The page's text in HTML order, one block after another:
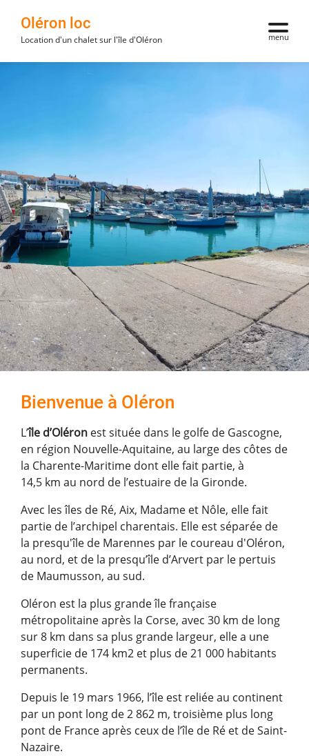
Oléron loc
Location d'un chalet sur l'île d'Oléron menu
Bienvenue à Oléron
L’île d’Oléron est située dans le golfe de Gascogne,
en région Nouvelle-Aquitaine, au large des côtes de
la Charente-Maritime dont elle fait partie, à
14,5 km au nord de l’estuaire de la Gironde.
Avec les îles de Ré, Aix, Madame et Nôle, elle fait
partie de l’archipel charentais. Elle est séparée de
la presqu'île de Marennes par le coureau d'Oléron,
au nord, et de la presqu’île d’Arvert par le pertuis
de Maumusson, au sud.
Oléron est la plus grande île française
métropolitaine après la Corse, avec 30 km de long
sur 8 km dans sa plus grande largeur, elle a une
superficie de 174 km2 et plus de 21 000 habitants
permanents.
Depuis le 19 mars 1966, l’île est reliée au continent
par un pont long de 2 862 m, troisième plus long
pont de France après ceux de l’île de Ré et de Saint-
Nazaire.